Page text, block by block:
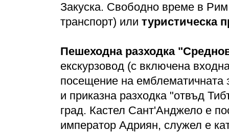
Закуска. Свободно време в
транспорт) или туристическа
Пешеходна разходка
екскурзовод (с включена
посещение на емблематичната
и приказна разходка "отвъд
град. Кастел Сант'Анджело е
император Адриян, служел е